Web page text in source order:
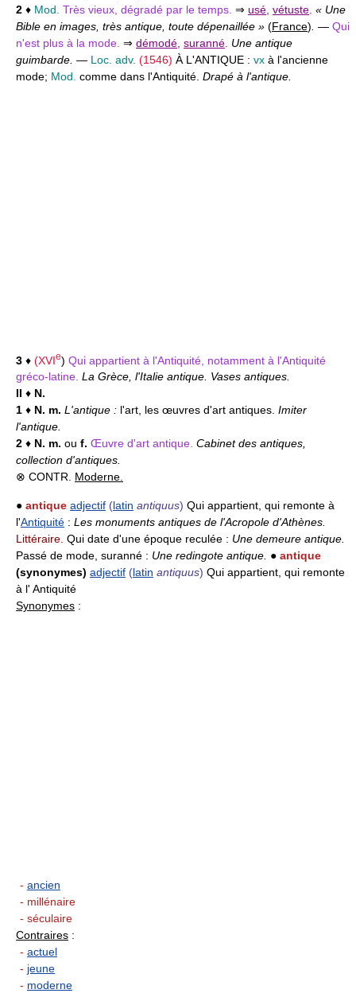
2 ♦ Mod. Très vieux, dégradé par le temps. ⇒ usé vétuste « Une
Bible en images, très antique, toute dépenaillée » (France) — Qui
n'est plus à la mode. ⇒ démodé suranné Une antique
guimbarde. — Loc. adv. (1546) À L'ANTIQUE : vx à l'ancienne
mode; Mod. comme dans l'Antiquité. Drapé à l'antique.
3 ♦ (XVIe) Qui appartient à l'Antiquité, notamment à l'Antiquité
gréco-latine. La Grèce, l'Italie antique. Vases antiques.
II ♦ N.
1 ♦ N. m. L'antique : l'art, les œuvres d'art antiques. Imiter
l'antique.
2 ♦ N. m. ou f. Œuvre d'art antique. Cabinet des antiques,
collection d'antiques.
⊗ CONTR. Moderne.
● antique adjectif (latin antiquus) Qui appartient, qui remonte à
l'Antiquité : Les monuments antiques de l'Acropole d'Athènes.
Littéraire. Qui date d'une époque reculée : Une demeure antique.
Passé de mode, suranné : Une redingote antique. ● antique
(synonymes) adjectif (latin antiquus) Qui appartient, qui remonte
à l' Antiquité
Synonymes :
- ancien
- millénaire
- séculaire
Contraires :
- actuel
- jeune
- moderne